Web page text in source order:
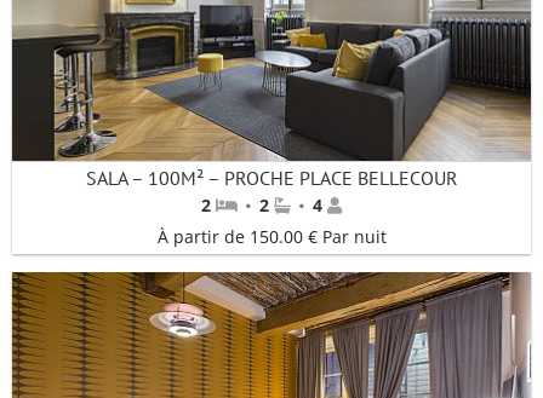
SALA – 100M² – PROCHE PLACE BELLECOUR
2 · 2 · 4
À partir de 150.00 € Par nuit